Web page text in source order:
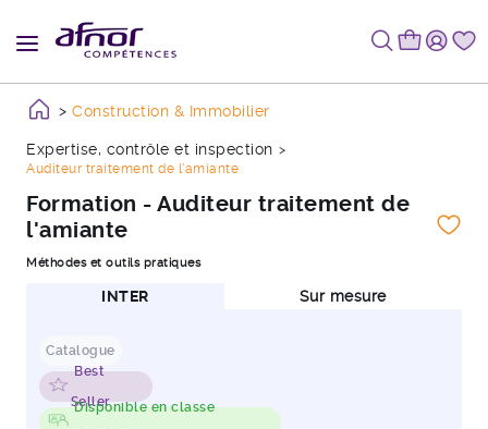
Construction & Immobilier
Expertise, contrôle et inspection
Auditeur traitement de l'amiante
Formation - Auditeur traitement de
l'amiante
Méthodes et outils pratiques
INTER Sur mesure
Catalogue
Best
Seller
Disponible en classe